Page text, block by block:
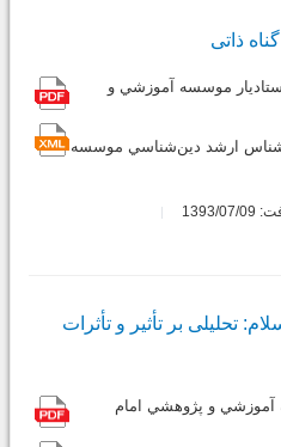
ذاتی
موسسه آموزشي و
ارشد دين‌شناسي موسسه
07/09
تحلیلی بر تأثیر و تأثرات
آموزشي و پژوهشي امام